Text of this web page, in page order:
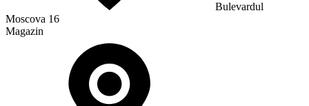
Bulevardul
Moscova 16
Magazin